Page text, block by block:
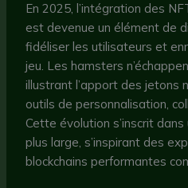
En 2025, l’intégration des
est devenue un élément de
fidéliser les utilisateurs et
jeu. Les hamsters
illustrant l’apport des jetons
outils de personnalisation,
Cette évolution s’inscrit
plus large, s’inspirant des
blockchains performantes